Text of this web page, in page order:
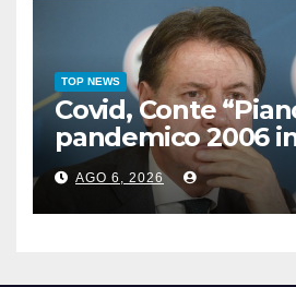
TOP NEWS
Covid, Conte
pandemico 2006
virus senza
AGO 6, 2026